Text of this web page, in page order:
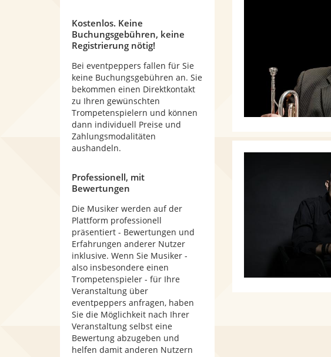
Kostenlos. Keine
Buchungsgebühren, keine
Registrierung nötig!
Bei eventpeppers fallen für Sie
keine Buchungsgebühren an. Sie
bekommen einen Direktkontakt
zu Ihren gewünschten
Trompetenspielern und können
dann individuell Preise und
Zahlungsmodalitäten
aushandeln.
Professionell, mit
Bewertungen
Die Musiker werden auf der
Plattform professionell
präsentiert - Bewertungen und
Erfahrungen anderer Nutzer
inklusive. Wenn Sie Musiker -
also insbesondere einen
Trompetenspieler - für Ihre
Veranstaltung über
eventpeppers anfragen, haben
Sie die Möglichkeit nach Ihrer
Veranstaltung selbst eine
Bewertung abzugeben und
helfen damit anderen Nutzern